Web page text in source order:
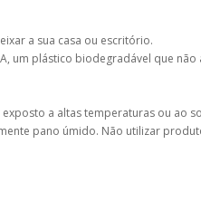
a sua casa ou escritório.
um plástico biodegradável que
a altas temperaturas ou ao
pano úmido. Não utilizar